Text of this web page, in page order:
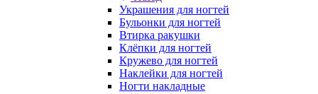
Украшения для ногтей
Бульонки для ногтей
Втирка ракушки
Клёпки для ногтей
Кружево для ногтей
Наклейки для ногтей
Ногти накладные